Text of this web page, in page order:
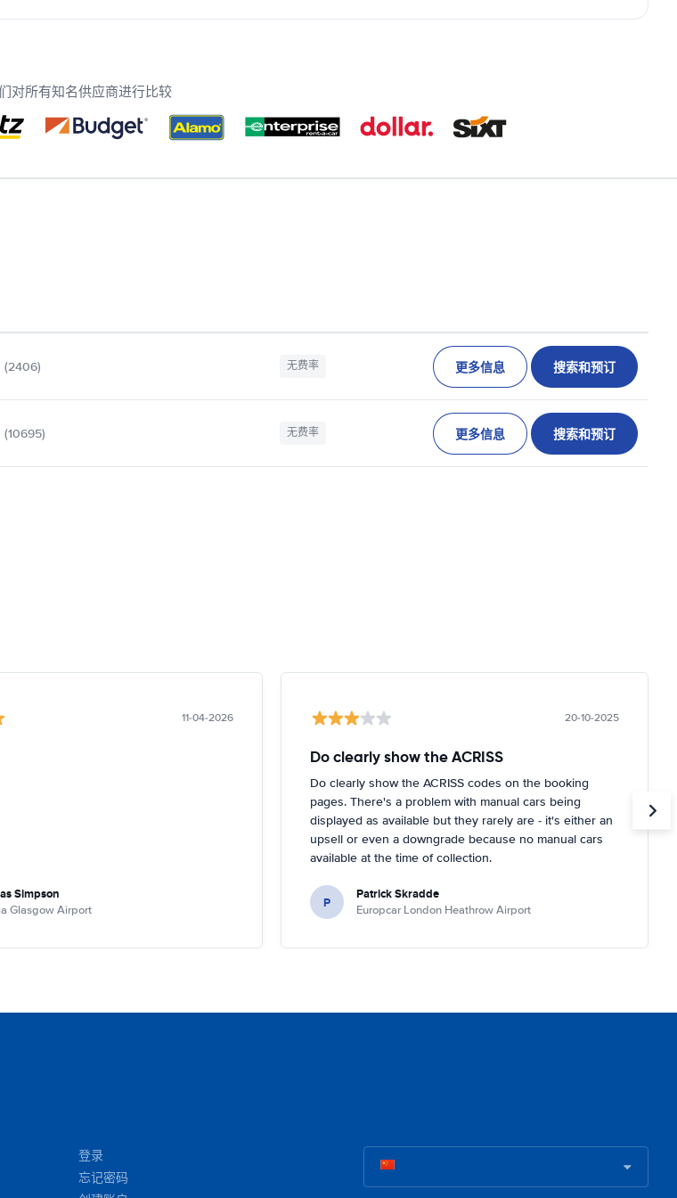
对所有知名供应商进行比较
(2406) 无费率 更多信息 搜索和预订
(10695) 无费率 更多信息 搜索和预订
11-04-2026
Simpson
Glasgow Airport
20-10-2025
Do clearly show the ACRISS
Do clearly show the ACRISS codes on the booking
pages. There's a problem with manual cars being
displayed as available but they rarely are - it's either an
upsell or even a downgrade because no manual cars
available at the time of collection.
P Patrick Skradde
Europcar London Heathrow Airport
登录
忘记密码